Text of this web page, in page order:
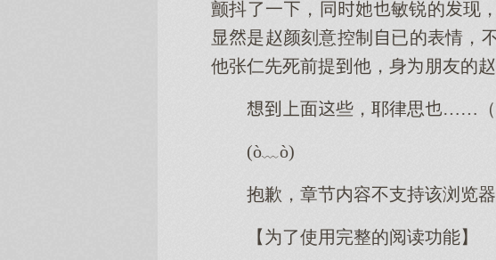
颤抖了一，同敏锐的现
显是赵颜刻意控制已的表情
他张仁先死前提他，身朋友的
面些，耶律思……（内
(ò﹏ò)
抱歉，章节内容不支持该浏览
【为了使用完整的阅读功能】